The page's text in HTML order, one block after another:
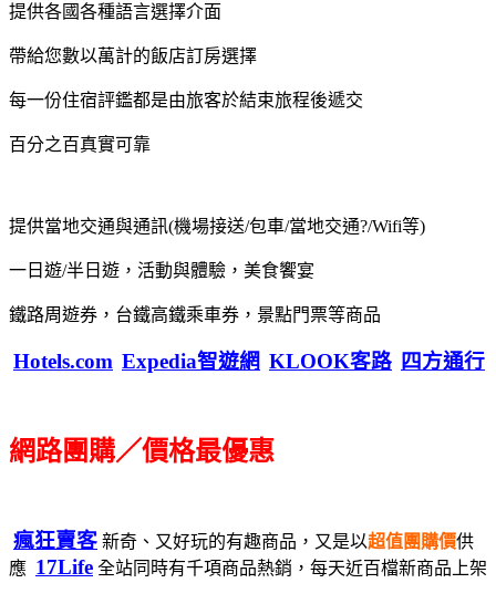
提供各國各種語言選擇介面
帶給您數以萬計的飯店訂房選擇
每一份住宿評鑑都是由旅客於結束旅程後遞交
百分之百真實可靠
提供當地交通與通訊(機場接送/包車/當地交通?/Wifi等)
一日遊/半日遊，活動與體驗，美食饗宴
鐵路周遊券，台鐵高鐵乘車券，景點門票等商品
Hotels.com Expedia智遊網 KLOOK客路 四方通行
網路團購／價格最優惠
瘋狂賣客 新奇、又好玩的有趣商品，又是以超值團購價供
應 17Life 全站同時有千項商品熱銷，每天近百檔新商品上架